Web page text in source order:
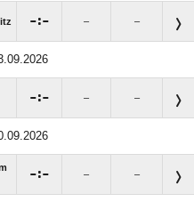
: – –
: – –
: – –